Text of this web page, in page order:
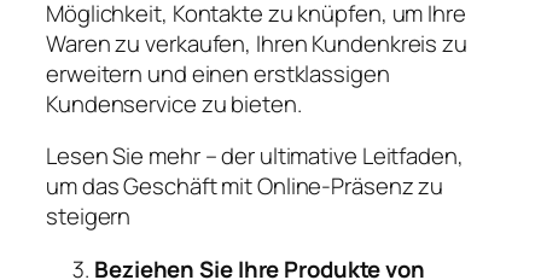
Möglichkeit, Kontakte zu knüpfen, um Ihre
Waren zu verkaufen, Ihren Kundenkreis zu
erweitern und einen erstklassigen
Kundenservice zu bieten.
Lesen Sie mehr – der ultimative Leitfaden,
um das Geschäft mit Online-Präsenz zu
steigern
Beziehen Sie Ihre Produkte von